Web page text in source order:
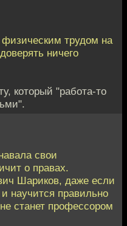
трудом на
ничего
который "работа-то
свои
о правах.
Шариков, даже если
научится правильно
станет профессором